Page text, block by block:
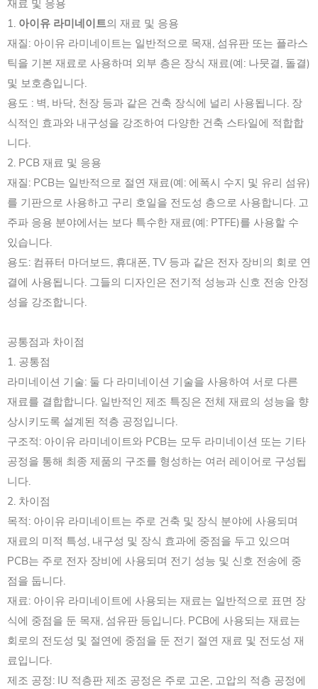
재료 및 응용
1. 아이유 라미네이트의 재료 및 응용
재질: 아이유 라미네이트는 일반적으로 목재, 섬유판 또는 플라스
틱을 기본 재료로 사용하며 외부 층은 장식 재료(예: 나뭇결, 돌결)
및 보호층입니다.
용도 : 벽, 바닥, 천장 등과 같은 건축 장식에 널리 사용됩니다. 장
식적인 효과와 내구성을 강조하여 다양한 건축 스타일에 적합합
니다.
2. PCB 재료 및 응용
재질: PCB는 일반적으로 절연 재료(예: 에폭시 수지 및 유리 섬유)
를 기판으로 사용하고 구리 호일을 전도성 층으로 사용합니다. 고
주파 응용 분야에서는 보다 특수한 재료(예: PTFE)를 사용할 수
있습니다.
용도: 컴퓨터 마더보드, 휴대폰, TV 등과 같은 전자 장비의 회로 연
결에 사용됩니다. 그들의 디자인은 전기적 성능과 신호 전송 안정
성을 강조합니다.
공통점과 차이점
1. 공통점
라미네이션 기술: 둘 다 라미네이션 기술을 사용하여 서로 다른
재료를 결합합니다. 일반적인 제조 특징은 전체 재료의 성능을 향
상시키도록 설계된 적층 공정입니다.
구조적: 아이유 라미네이트와 PCB는 모두 라미네이션 또는 기타
공정을 통해 최종 제품의 구조를 형성하는 여러 레이어로 구성됩
니다.
2. 차이점
목적: 아이유 라미네이트는 주로 건축 및 장식 분야에 사용되며
재료의 미적 특성, 내구성 및 장식 효과에 중점을 두고 있으며
PCB는 주로 전자 장비에 사용되며 전기 성능 및 신호 전송에 중
점을 둡니다.
재료: 아이유 라미네이트에 사용되는 재료는 일반적으로 표면 장
식에 중점을 둔 목재, 섬유판 등입니다. PCB에 사용되는 재료는
회로의 전도성 및 절연에 중점을 둔 전기 절연 재료 및 전도성 재
료입니다.
제조 공정: IU 적층판 제조 공정은 주로 고온, 고압의 적층 공정에